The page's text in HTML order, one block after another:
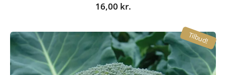
16,00 kr.
Tilbud!